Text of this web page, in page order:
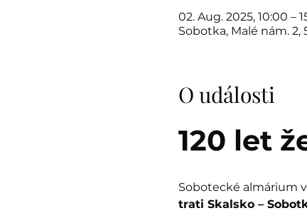
02. Aug. 2025, 10:00 –
Sobotka, Malé nám. 2,
O události
120 let
Sobotecké almárium
trati Skalsko –